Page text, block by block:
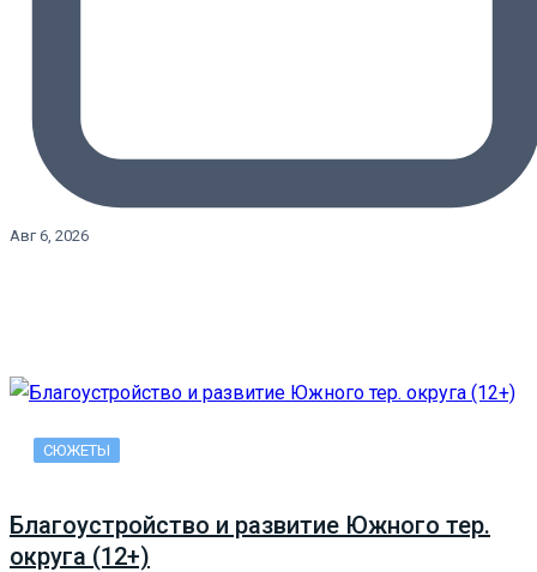
Авг 6, 2026
СЮЖЕТЫ
Благоустройство и развитие Южного тер.
округа (12+)